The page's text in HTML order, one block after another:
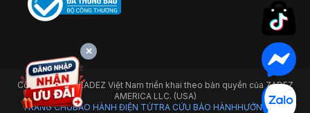
Công ty TNHH ZADEZ Việt Nam triển khai theo bản quyền của ZADEZ
AMERICA LLC. (USA)
TRANG CHỦBẢO HÀNH ĐIỆN TỬTRA CỨU BẢO HÀNHHƯỚNG DẪN
×